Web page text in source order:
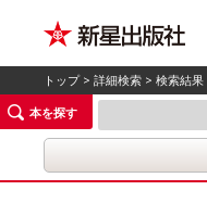
トップ>詳細検索 > 検索結果
本を探す